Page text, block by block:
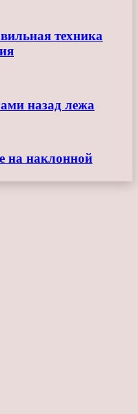
техника
назад лежа
на наклонной